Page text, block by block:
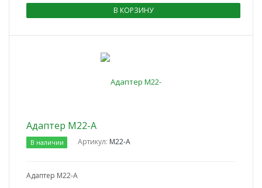
В КОРЗИНУ
Адаптер M22-A
В наличии Артикул: M22-A
Адаптер M22-A